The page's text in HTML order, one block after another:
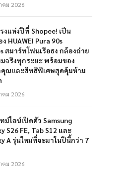
คม 2026
งแห่งปีที่ Shopee! เป็น
ง HUAWEI Pura 90s
สมาร์ทโฟนเรือธง กล้องถ่าย
จริงทุกระยะ พร้อมของ
ณและสิทธิพิเศษสุดคุ้มห้าม
คม 2026
ม์ไลน์เปิดตัว Samsung
S26 FE, Tab S12 และ
A รุ่นใหม่ที่จะมาในปีนี้กว่า 7
คม 2026